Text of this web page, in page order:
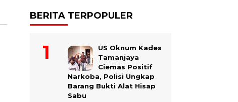
BERITA TERPOPULER
US Oknum Kades
Tamanjaya
Ciemas Positif
Narkoba, Polisi Ungkap
Barang Bukti Alat Hisap
Sabu